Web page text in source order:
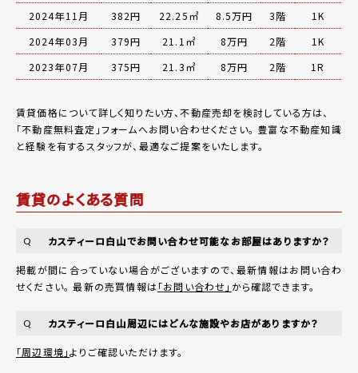
2024年11月
382円 22.25㎡ 8.5万円 3階
1K
2024年03月
379円 21.1㎡ 8万円 2階
1K
2023年07月
375円 21.3㎡ 8万円 2階 1R
賃貸価格について詳しく知りたい方、不動産売却を検討している方は、
「不動産無料査定 」フォームへお問い合わせください。 豊富な不動産知識
と経験を有するスタッフが、最適なご提案をいたします。
賃貸のよくある質問
Q カスティーロ白山でお問い合わせ可能なお部屋はありますか？
掲載が間に合っていない場合がございますので、最新情報はお問い合わ
せください。 最新の売買情報は「お問い合わせ」 から確認できます。
Q カスティーロ白山周辺にはどんな施設やお店がありますか？
「周辺環境」よりご確認いただけます。